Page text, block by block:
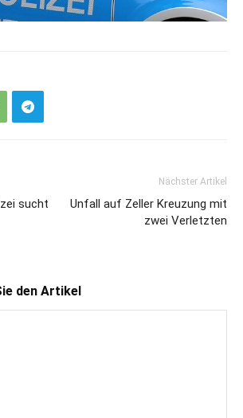
sucht
Nächster Artikel
Unfall auf Zeller Kreuzung mit
zwei Verletzten
den Artikel